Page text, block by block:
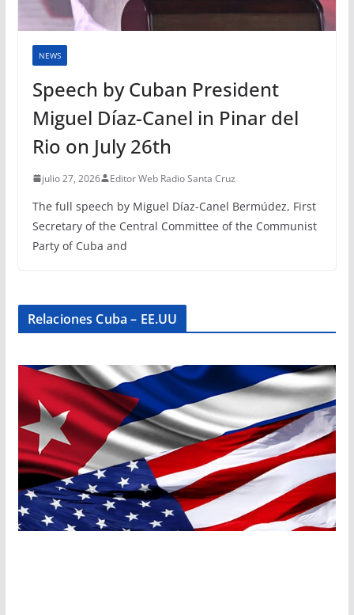
NEWS
Speech by Cuban President
Miguel Díaz-Canel in Pinar del
Rio on July 26th
julio 27, 2026 Editor Web Radio Santa Cruz
The full speech by Miguel Díaz-Canel Bermúdez, First
Secretary of the Central Committee of the Communist
Party of Cuba and
Relaciones Cuba – EE.UU